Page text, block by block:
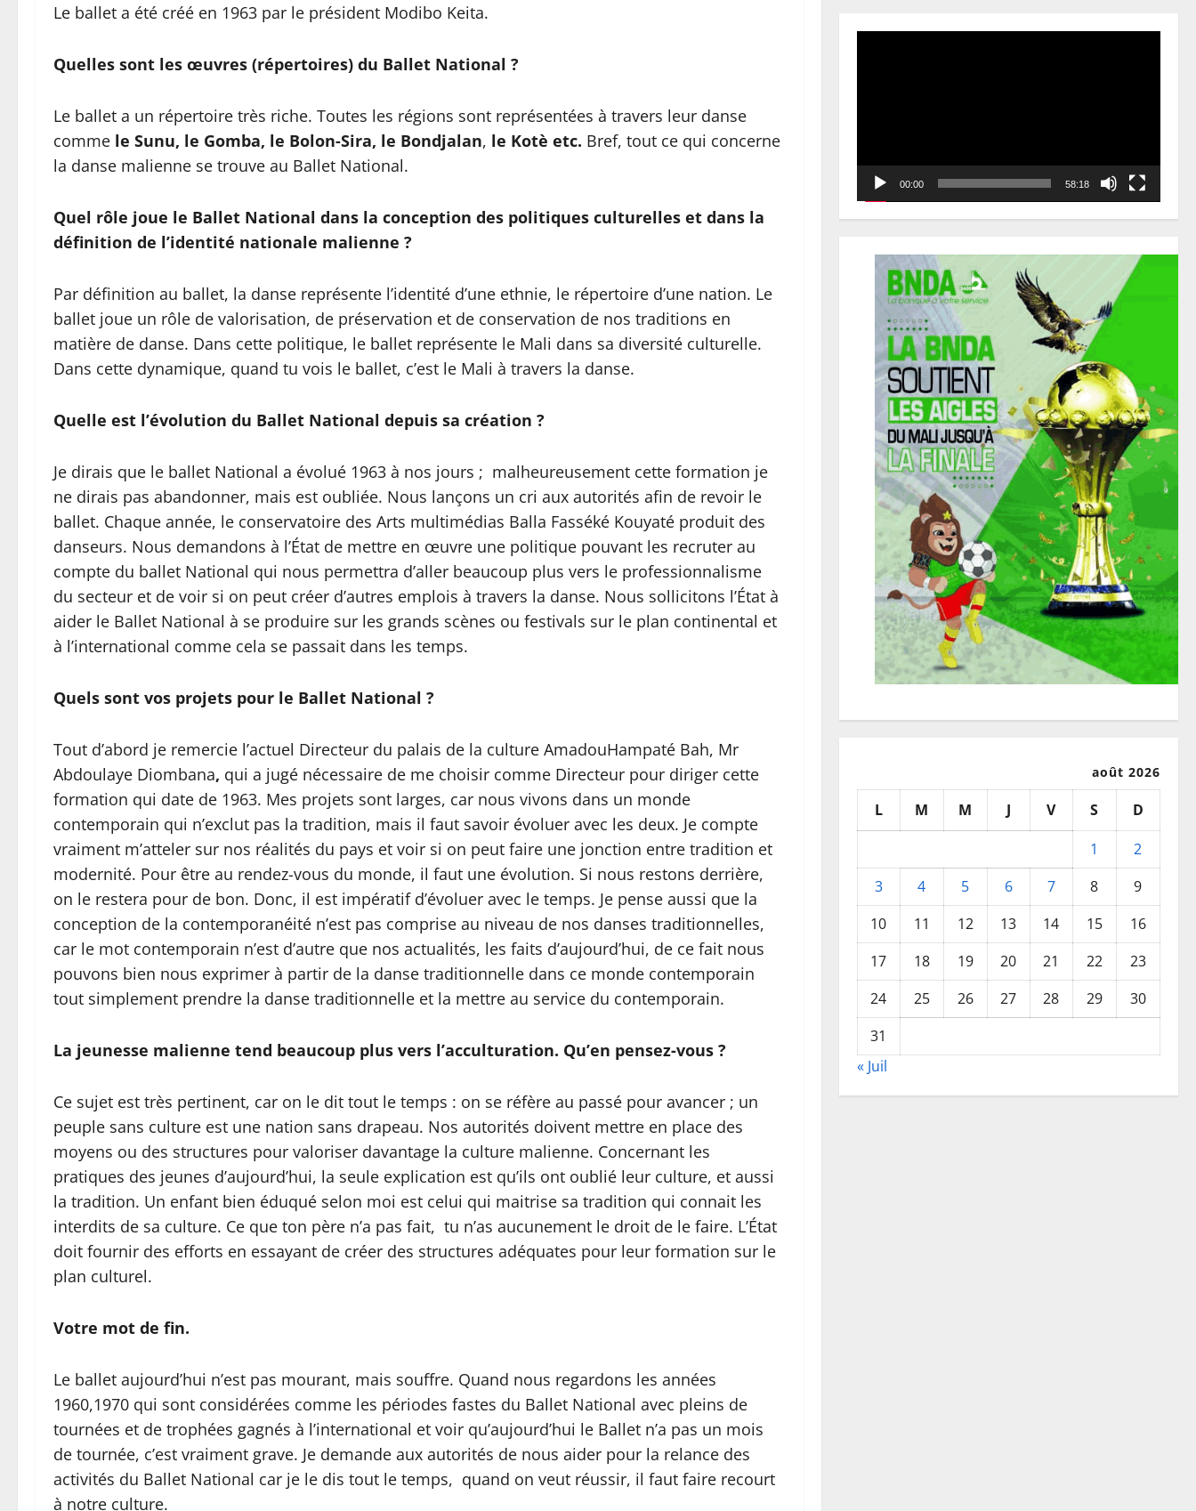
Le ballet a été créé en 1963 par le président Modibo Keita.
Quelles sont les œuvres (répertoires) du Ballet National ?
Le ballet a un répertoire très riche. Toutes les régions sont représentées à travers leur danse
comme le Sunu, le Gomba, le Bolon-Sira, le Bondjalan, le Kotè etc. Bref, tout ce qui concerne
la danse malienne se trouve au Ballet National.
Quel rôle joue le Ballet National dans la conception des politiques culturelles et dans la
définition de l’identité nationale malienne ?
Par définition au ballet, la danse représente l’identité d’une ethnie, le répertoire d’une nation. Le
ballet joue un rôle de valorisation, de préservation et de conservation de nos traditions en
matière de danse. Dans cette politique, le ballet représente le Mali dans sa diversité culturelle.
Dans cette dynamique, quand tu vois le ballet, c’est le Mali à travers la danse.
Quelle est l’évolution du Ballet National depuis sa création ?
Je dirais que le ballet National a évolué 1963 à nos jours ; malheureusement cette formation je
ne dirais pas abandonner, mais est oubliée. Nous lançons un cri aux autorités afin de revoir le
ballet. Chaque année, le conservatoire des Arts multimédias Balla Fasséké Kouyaté produit des
danseurs. Nous demandons à l’État de mettre en œuvre une politique pouvant les recruter au
compte du ballet National qui nous permettra d’aller beaucoup plus vers le professionnalisme
du secteur et de voir si on peut créer d’autres emplois à travers la danse. Nous sollicitons l’État à
aider le Ballet National à se produire sur les grands scènes ou festivals sur le plan continental et
à l’international comme cela se passait dans les temps.
Quels sont vos projets pour le Ballet National ?
Tout d’abord je remercie l’actuel Directeur du palais de la culture AmadouHampaté Bah, Mr
Abdoulaye Diombana, qui a jugé nécessaire de me choisir comme Directeur pour diriger cette
formation qui date de 1963. Mes projets sont larges, car nous vivons dans un monde
contemporain qui n’exclut pas la tradition, mais il faut savoir évoluer avec les deux. Je compte
vraiment m’atteler sur nos réalités du pays et voir si on peut faire une jonction entre tradition et
modernité. Pour être au rendez-vous du monde, il faut une évolution. Si nous restons derrière,
on le restera pour de bon. Donc, il est impératif d’évoluer avec le temps. Je pense aussi que la
conception de la contemporanéité n’est pas comprise au niveau de nos danses traditionnelles,
car le mot contemporain n’est d’autre que nos actualités, les faits d’aujourd’hui, de ce fait nous
pouvons bien nous exprimer à partir de la danse traditionnelle dans ce monde contemporain
tout simplement prendre la danse traditionnelle et la mettre au service du contemporain.
La jeunesse malienne tend beaucoup plus vers l’acculturation. Qu’en pensez-vous ?
Ce sujet est très pertinent, car on le dit tout le temps : on se réfère au passé pour avancer ; un
peuple sans culture est une nation sans drapeau. Nos autorités doivent mettre en place des
moyens ou des structures pour valoriser davantage la culture malienne. Concernant les
pratiques des jeunes d’aujourd’hui, la seule explication est qu’ils ont oublié leur culture, et aussi
la tradition. Un enfant bien éduqué selon moi est celui qui maitrise sa tradition qui connait les
interdits de sa culture. Ce que ton père n’a pas fait, tu n’as aucunement le droit de le faire. L’État
doit fournir des efforts en essayant de créer des structures adéquates pour leur formation sur le
plan culturel.
Votre mot de fin.
Le ballet aujourd’hui n’est pas mourant, mais souffre. Quand nous regardons les années
1960,1970 qui sont considérées comme les périodes fastes du Ballet National avec pleins de
tournées et de trophées gagnés à l’international et voir qu’aujourd’hui le Ballet n’a pas un mois
de tournée, c’est vraiment grave. Je demande aux autorités de nous aider pour la relance des
activités du Ballet National car je le dis tout le temps, quand on veut réussir, il faut faire recourt
à notre culture.
00:00 58:18
août 2026
L M M J V S
D
1
2
3
4 5 6 7 8
9
10
11 12 13 14 15
16
17
18 19 20 21 22
23
24
25 26 27 28 29
30
31
« Juil